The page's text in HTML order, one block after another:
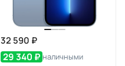
32 590 ₽
29 340 ₽ наличными